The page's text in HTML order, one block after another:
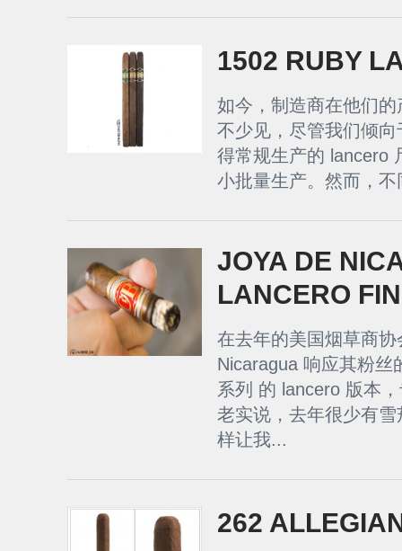
1502 RUBY
如今，制造商在他们
不少见，尽管我们倾
得常规生产的 lancero
小批量生产。然而，
JOYA DE
LANCERO
在去年的美国烟草商
Nicaragua 响应其粉丝
系列 的 lancero 版本
老实说，去年很少有
样让我...
262